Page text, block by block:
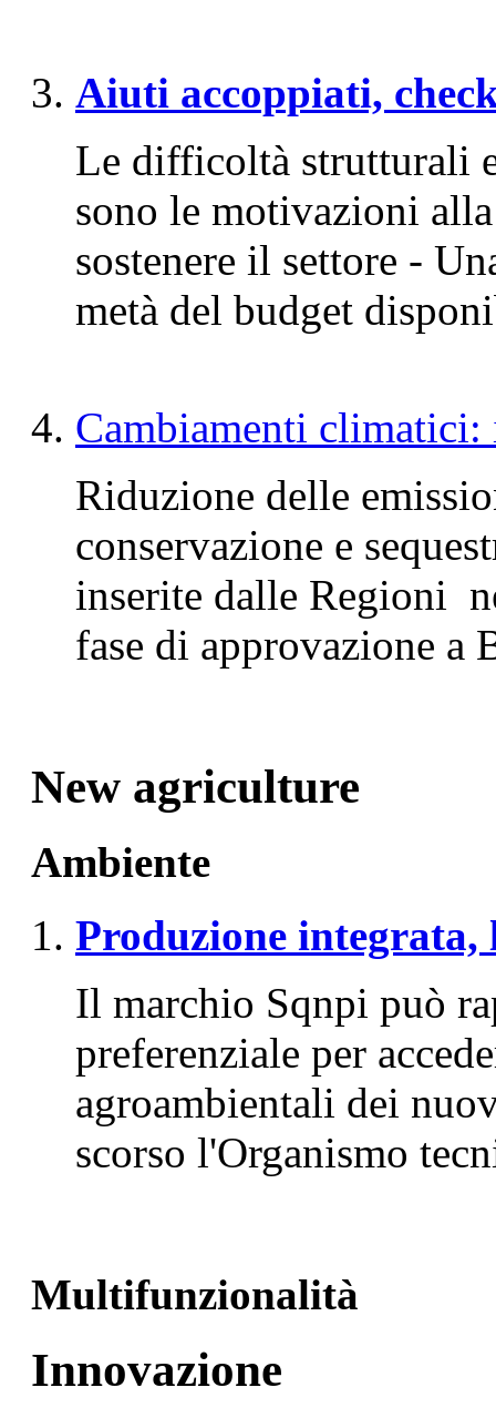
Aiuti accoppiati,
Le difficoltà strutturali
sono le motivazioni
sostenere il settore -
metà del budget
Cambiamenti climatici:
Riduzione delle
conservazione e
inserite dalle Regioni
fase di approvazione a
New agriculture
Ambiente
Produzione integrata,
Il marchio Sqnpi può
preferenziale per
agroambientali dei
scorso l'Organismo
Multifunzionalità
Innovazione